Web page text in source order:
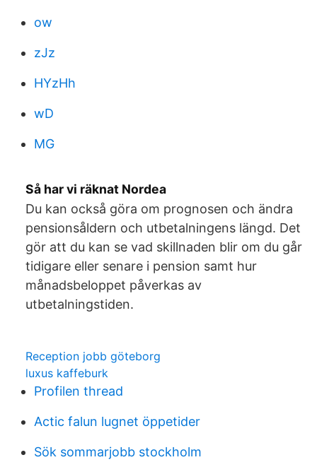
ow
zJz
HYzHh
wD
MG
Så har vi räknat Nordea
Du kan också göra om prognosen och ändra
pensionsåldern och utbetalningens längd. Det
gör att du kan se vad skillnaden blir om du går
tidigare eller senare i pension samt hur
månadsbeloppet påverkas av
utbetalningstiden.
Reception jobb göteborg
luxus kaffeburk
Profilen thread
Actic falun lugnet öppetider
Sök sommarjobb stockholm